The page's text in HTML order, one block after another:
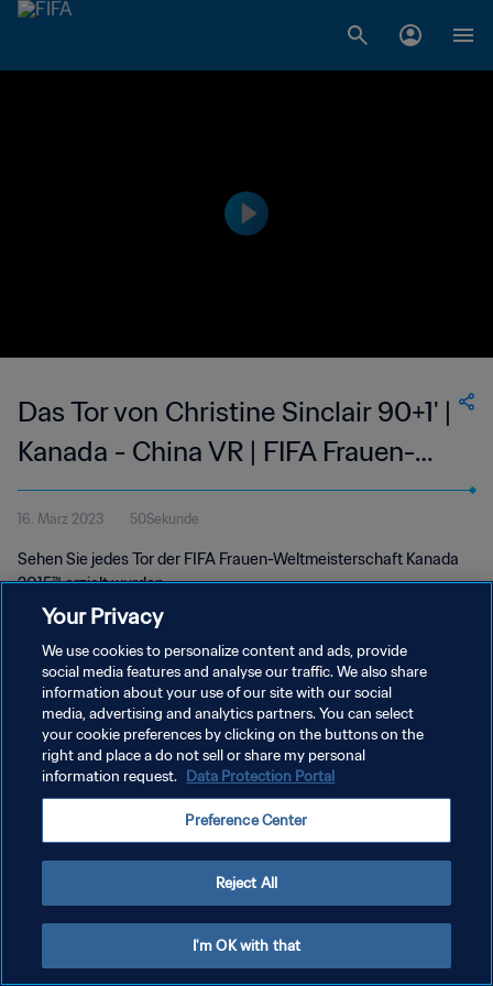
Das Tor von Christine Sinclair 90+1' |
Kanada - China VR | FIFA Frauen-
Weltmeisterschaft Kanada 2015™
16. März 2023 50Sekunde
Sehen Sie jedes Tor der FIFA Frauen-Weltmeisterschaft Kanada
2015™ erzielt wurden.
DATENSCHUTZ
NUTZUNGSBEDINGUNGEN
COOKIE-EINSTELLUNGEN VERWALTEN
Your Privacy
We use cookies to personalize content and ads, provide
social media features and analyse our traffic. We also share
information about your use of our site with our social
media, advertising and analytics partners. You can select
your cookie preferences by clicking on the buttons on the
right and place a do not sell or share my personal
information request. Data Protection Portal
Preference Center
Reject All
I'm OK with that